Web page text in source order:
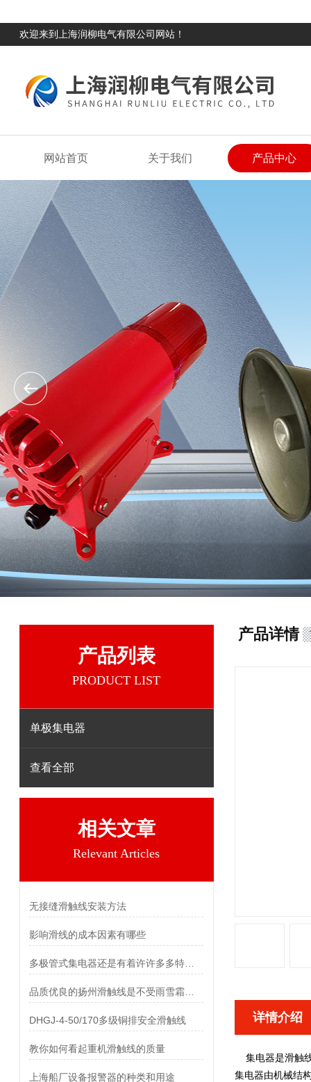
欢迎来到上海润柳电气有限公司网站！
网站首页 关于我们 产品中心
产品列表
PRODUCT LIST
单极集电器
查看全部
相关文章
Relevant Articles
无接缝滑触线安装方法
影响滑线的成本因素有哪些
DHGJ-4-50/170多级铜排安全滑触线
教你如何看起重机滑触线的质量
上海船厂设备报警器的种类和用途
产品详情
详情介绍
集电器是滑触
集电器由机械结